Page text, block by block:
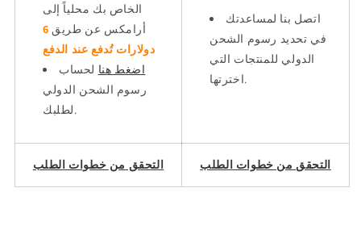
الخاص بك محلياً إلى
أرامكس عن طريق 6
دولارات تُدفع عند الدفع
اضغط هنا لحساب
رسوم الشحن الدولي
لطلبك.
اتصل بنا لمساعدتك
في تحديد رسوم الشحن
الدولي للمنتجات التي
اخترتها.
التحقق من خطوات الطلب التحقق من خطوات الطلب